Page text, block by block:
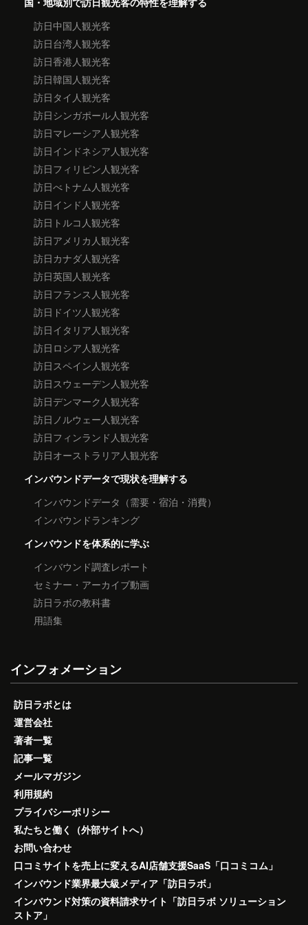
訪日中国人観光客
訪日台湾人観光客
訪日香港人観光客
訪日韓国人観光客
訪日タイ人観光客
訪日シンガポール人観光客
訪日マレーシア人観光客
訪日インドネシア人観光客
訪日フィリピン人観光客
訪日べトナム人観光客
訪日インド人観光客
訪日トルコ人観光客
訪日アメリカ人観光客
訪日カナダ人観光客
訪日英国人観光客
訪日フランス人観光客
訪日ドイツ人観光客
訪日イタリア人観光客
訪日ロシア人観光客
訪日スペイン人観光客
訪日スウェーデン人観光客
訪日デンマーク人観光客
訪日ノルウェー人観光客
訪日フィンランド人観光客
訪日オーストラリア人観光客
インバウンドデータで現状を理解する
インバウンドデータ（需要・宿泊・消費）
インバウンドランキング
インバウンドを体系的に学ぶ
インバウンド調査レポート
セミナー・アーカイブ動画
訪日ラボの教科書
用語集
インフォメーション
訪日ラボとは
運営会社
著者一覧
記事一覧
メールマガジン
利用規約
プライバシーポリシー
私たちと働く（外部サイトへ）
お問い合わせ
口コミサイトを売上に変えるAI店舗支援SaaS「口コミコム」
インバウンド業界最大級メディア「訪日ラボ」
インバウンド対策の資料請求サイト「訪日ラボ ソリューション
ストア」